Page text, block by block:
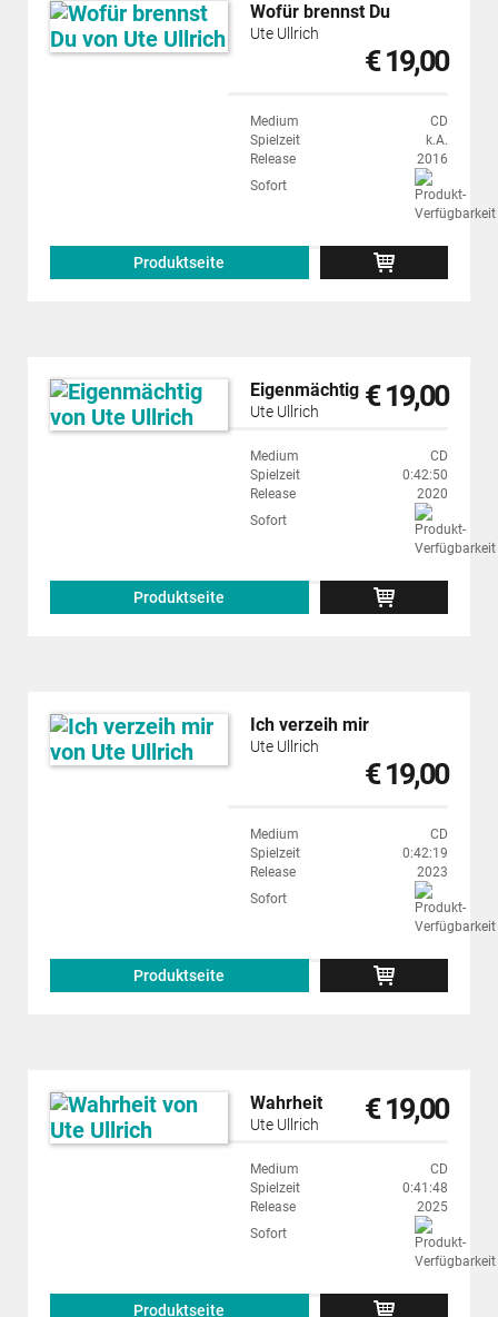
Wofür brennst Du
Ute Ullrich
€ 19,00
Medium
CD
Spielzeit
k.A.
Release
2016
Sofort
Produktseite
Eigenmächtig
Ute Ullrich € 19,00
Medium
CD
Spielzeit
0:42:50
Release
2020
Sofort
Produktseite
Ich verzeih mir
Ute Ullrich
€ 19,00
Medium
CD
Spielzeit
0:42:19
Release
2023
Sofort
Produktseite
Wahrheit
Ute Ullrich € 19,00
Medium
CD
Spielzeit
0:41:48
Release
2025
Sofort
Produktseite